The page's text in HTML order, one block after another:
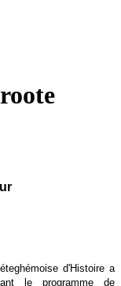
d'Histoire a
le programme de